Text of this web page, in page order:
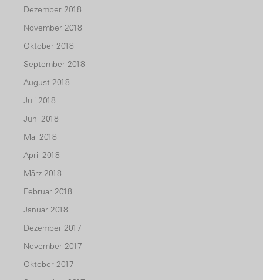
Dezember 2018
November 2018
Oktober 2018
September 2018
August 2018
Juli 2018
Juni 2018
Mai 2018
April 2018
März 2018
Februar 2018
Januar 2018
Dezember 2017
November 2017
Oktober 2017